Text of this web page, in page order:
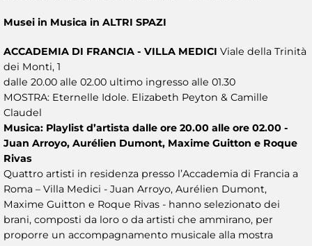
Musei in Musica in ALTRI SPAZI
ACCADEMIA DI FRANCIA - VILLA MEDICI Viale della Trinità
dei Monti, 1
dalle 20.00 alle 02.00 ultimo ingresso alle 01.30
MOSTRA: Eternelle Idole. Elizabeth Peyton & Camille
Claudel
Musica: Playlist d’artista dalle ore 20.00 alle ore 02.00 -
Juan Arroyo, Aurélien Dumont, Maxime Guitton e Roque
Rivas
Quattro artisti in residenza presso l’Accademia di Francia a
Roma – Villa Medici - Juan Arroyo, Aurélien Dumont,
Maxime Guitton e Roque Rivas - hanno selezionato dei
brani, composti da loro o da artisti che ammirano, per
proporre un accompagnamento musicale alla mostra